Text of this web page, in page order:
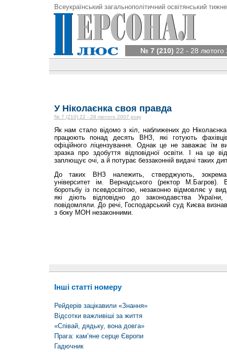
Всеукраїнський загальнополітичний освітянський
№ 7 (210) 22 - 28 лютого
У Ніколаєнка своя правда
№ 7 (210) 22 - 28 лютого 2007 року
Як нам стало відомо з кіл, наближених до
працюють понад десять ВНЗ, які готують
офіційного ліцензування. Однак це не заважає їм
зразка про здобуття відповідної освіти. І на це
заплющує очі, а й потурає беззаконній видачі таких
До таких ВНЗ належить, стверджують, зокрема,
університет ім. Вернадського (ректор
боротьбу із псевдосвітою, незаконно відмовляє у
які діють відповідно до законодавства
повідомляли. До речі, Господарський суд Києва
з боку МОН незаконними.
Інші статті номеру
Рейдерів зацікавили «Знання»
Відсотки важливіші за життя
«Співай, дядьку, вона довга»
Прага: кам’яне серце Європи
Гадючник